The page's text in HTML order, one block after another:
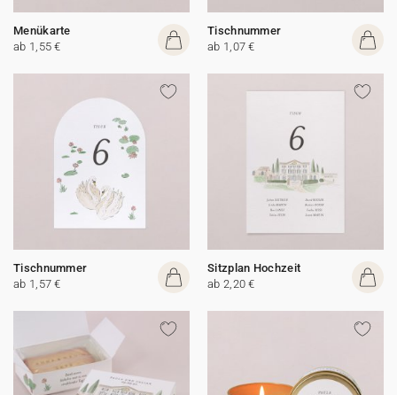
Menükarte
ab 1,55 €
Tischnummer
ab 1,07 €
Tischnummer
ab 1,57 €
Sitzplan Hochzeit
ab 2,20 €